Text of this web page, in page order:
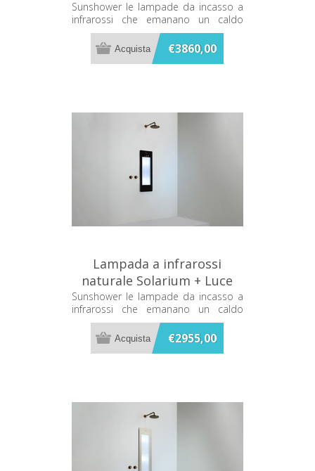
UV Nera Sunshower Plus M
M0600-M0102
Sunshower le lampade da incasso a
infrarossi che emanano un caldo
terapeutico mentre ti fai la doccia
€3860,00
Lampada a infrarossi
naturale Solarium + Luce
UV Nera Sunshower Plus S
S0600-S0102
Sunshower le lampade da incasso a
infrarossi che emanano un caldo
terapeutico mentre ti fai la doccia
€2955,00